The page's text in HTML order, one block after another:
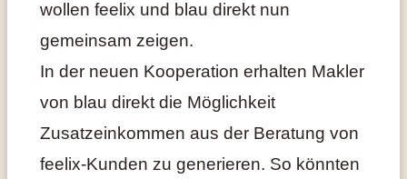
wollen feelix und blau direkt nun
gemeinsam zeigen.
In der neuen Kooperation erhalten Makler
von blau direkt die Möglichkeit
Zusatzeinkommen aus der Beratung von
feelix-Kunden zu generieren. So könnten